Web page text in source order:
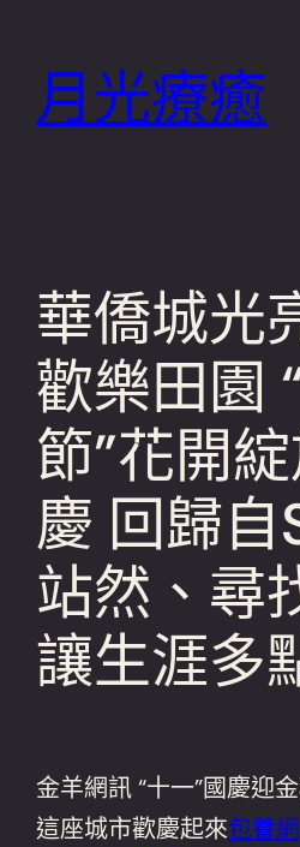
月光療癒
華僑城光
歡樂田​園
節”花開
慶 ​回歸自
站然、尋
讓生涯多
金羊網訊 “十一”國慶迎
這座城市歡慶起來包養網